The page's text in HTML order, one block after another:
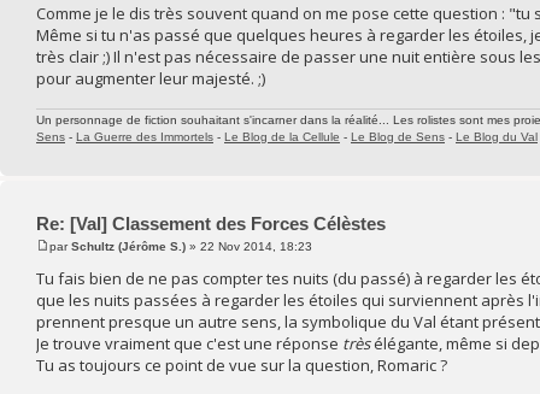
Comme je le dis très souvent quand on me pose cette question : "tu
Même si tu n'as passé que quelques heures à regarder les étoiles,
très clair ;) Il n'est pas nécessaire de passer une nuit entière sous
pour augmenter leur majesté. ;)
Un personnage de fiction souhaitant s'incarner dans la réalité... Les rolistes sont mes
Sens - La Guerre des Immortels - Le Blog de la Cellule - Le Blog de Sens - Le Blog du Val
Re: [Val] Classement des Forces Célèstes
parSchultz (Jérôme S.) » 22 Nov 2014, 18:23
Tu fais bien de ne pas compter tes nuits (du passé) à regarder les
que les nuits passées à regarder les étoiles qui surviennent après
prennent presque un autre sens, la symbolique du Val étant
Je trouve vraiment que c'est une réponse trèsélégante, même si
Tu as toujours ce point de vue sur la question, Romaric ?